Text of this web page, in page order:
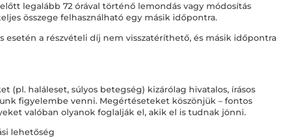
legalább 72 órával történő lemondás vagy módosítás
összege felhasználható egy másik időpontra.
esetén a részvételi díj nem visszatéríthető, és másik időpontra
(pl. haláleset, súlyos betegség) kizárólag hivatalos, írásos
figyelembe venni. Megértéseteket köszönjük – fontos
valóban olyanok foglalják el, akik el is tudnak jönni.
lehetőség